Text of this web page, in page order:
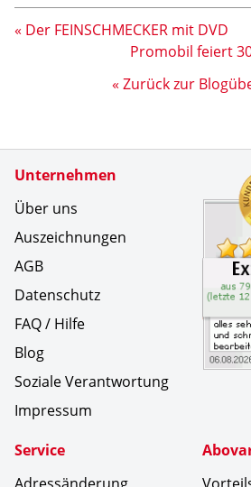
« Der FEINSCHMECKER mit DVD
Promobil feiert
« Zurück zur
Unternehmen
Über uns
Auszeichnungen
AGB
Datenschutz
FAQ / Hilfe
Blog
Soziale Verantwortung
Impressum
Service